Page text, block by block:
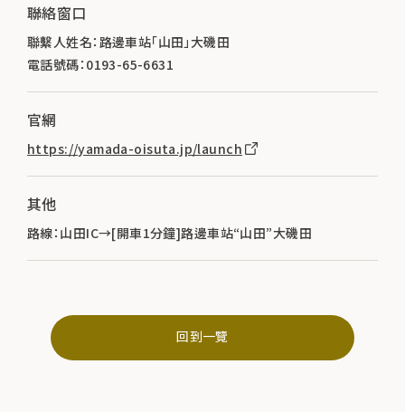
聯絡窗口
聯繫人姓名：路邊車站「山田」大磯田
電話號碼：0193-65-6631
官網
https://yamada-oisuta.jp/launch
其他
路線：山田IC→[開車1分鐘]路邊車站“山田”大磯田
回到一覽